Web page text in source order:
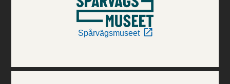
Spårvägsmuseet